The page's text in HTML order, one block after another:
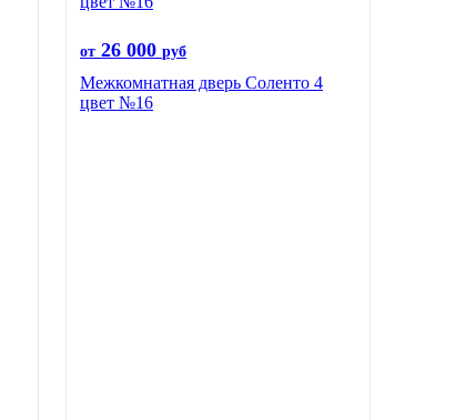
от 26 000 руб
Межкомнатная дверь Соленто 4
цвет №16